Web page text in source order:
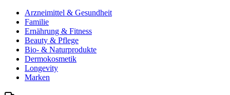
Arzneimittel & Gesundheit
Familie
Ernährung & Fitness
Beauty & Pflege
Bio- & Naturprodukte
Dermokosmetik
Longevity
Marken